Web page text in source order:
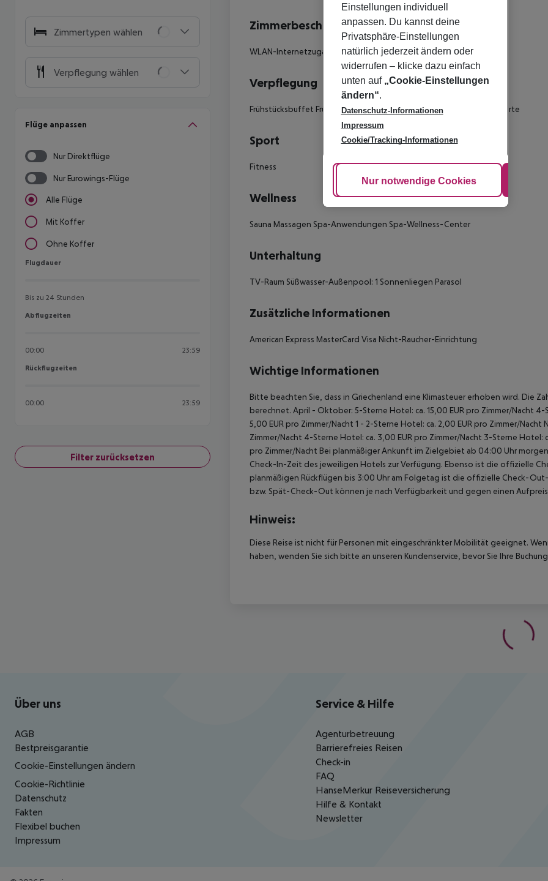
Zimmertypen wählen
Verpflegung wählen
Flüge anpassen
Nur Direktflüge
Nur Eurowings-Flüge
Alle Flüge
Mit Koffer
Ohne Koffer
Flugdauer
Flugdauer
Bis zu 24 Stunden
Abflugzeiten
Abflugzeiten
00:00 23:59
Rückflugzeiten
Rückflugzeiten
00:00 23:59
Filter zurücksetzen
Zimmerbeschreibung
WLAN-Internetzugang Raucherzimmer: nein
Verpflegung
Frühstücksbuffet Frühstück Mittagessen à la carte Abendessen à la carte
Sport
Fitness
Wellness
Sauna Massagen Spa-Anwendungen Spa-Wellness-Center
Unterhaltung
TV-Raum Süßwasser-Außenpool: 1 Sonnenliegen Parasol
Zusätzliche Informationen
American Express MasterCard Visa Nicht-Raucher-Einrichtung
Wichtige Informationen
Bitte beachten Sie, dass in Griechenland eine Klimasteuer erhoben wird. Die
berechnet. April - Oktober: 5-Sterne Hotel: ca. 15,00 EUR pro Zimmer/Nacht
5,00 EUR pro Zimmer/Nacht 1 - 2-Sterne Hotel: ca. 2,00 EUR pro Zimmer/
Zimmer/Nacht 4-Sterne Hotel: ca. 3,00 EUR pro Zimmer/Nacht 3-Sterne Hotel:
pro Zimmer/Nacht Bei planmäßiger Ankunft im Zielgebiet ab 04:00 Uhr
Check-In-Zeit des jeweiligen Hotels zur Verfügung. Ebenso ist die offizielle
planmäßigen Rückflügen bis 3:00 Uhr am Folgetag ist die offizielle Check-
bzw. Spät-Check-Out können je nach Verfügbarkeit und gegen einen
Hinweis:
Diese Reise ist nicht für Personen mit eingeschränkter Mobilität geeignet.
haben, wenden Sie sich bitte an unseren Kundenservice, bevor Sie Ihre
Footer navigation
Über uns
AGB
Bestpreisgarantie
Cookie-Einstellungen ändern
Cookie-Richtlinie
Datenschutz
Fakten
Flexibel buchen
Impressum
Service & Hilfe
Agenturbetreuung
Barrierefreies Reisen
Check-in
FAQ
HanseMerkur Reiseversicherung
Hilfe & Kontakt
Newsletter
Einstellungen individuell
anpassen. Du kannst deine
Privatsphäre-Einstellungen
natürlich jederzeit ändern oder
widerrufen – klicke dazu einfach
unten auf „Cookie-Einstellungen
ändern“.
Datenschutz-Informationen
Impressum
Cookie/Tracking-Informationen
Cookie anpassen
Nur notwendige Cookies